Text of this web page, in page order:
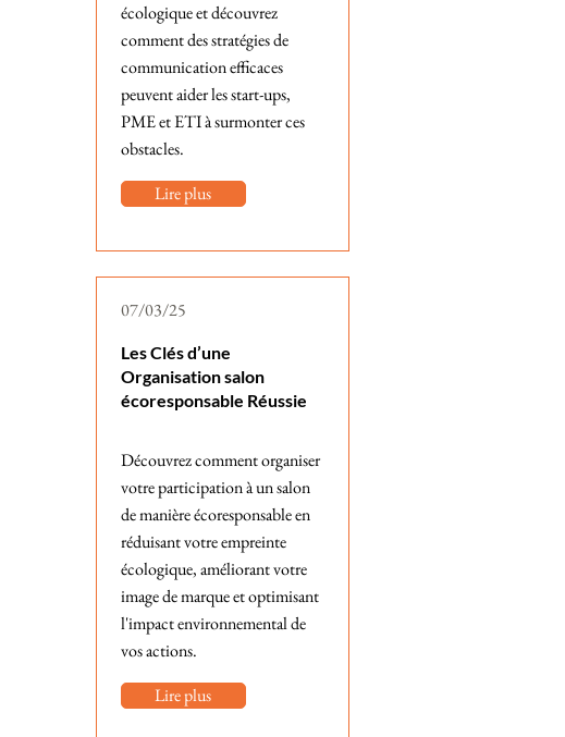
écologique et découvrez
comment des stratégies de
communication efficaces
peuvent aider les start-ups,
PME et ETI à surmonter ces
obstacles.
Lire plus
07/03/25
Les Clés d’une
Organisation salon
écoresponsable Réussie
Découvrez comment organiser
votre participation à un salon
de manière écoresponsable en
réduisant votre empreinte
écologique, améliorant votre
image de marque et optimisant
l'impact environnemental de
vos actions.
Lire plus